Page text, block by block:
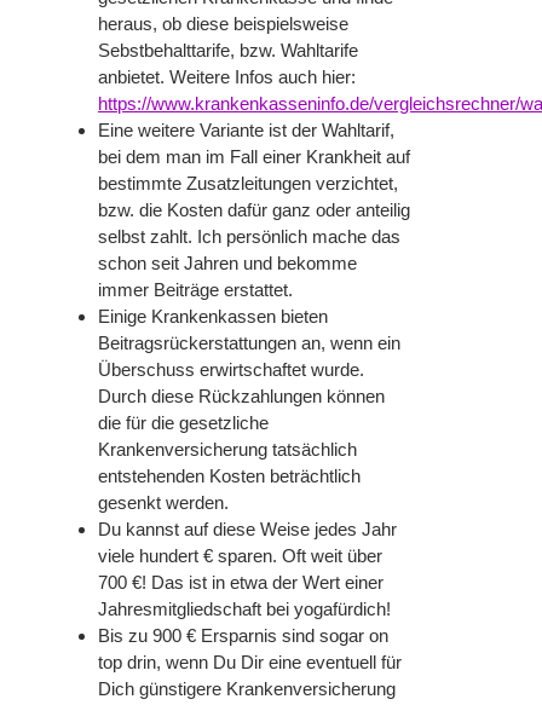
heraus, ob diese beispielsweise
Sebstbehalttarife, bzw. Wahltarife
anbietet. Weitere Infos auch hier:
https://www.krankenkasseninfo.de/vergleichsrechner/
Eine weitere Variante ist der Wahltarif,
bei dem man im Fall einer Krankheit auf
bestimmte Zusatzleitungen verzichtet,
bzw. die Kosten dafür ganz oder anteilig
selbst zahlt. Ich persönlich mache das
schon seit Jahren und bekomme
immer Beiträge erstattet.
Einige Krankenkassen bieten
Beitragsrückerstattungen an, wenn ein
Überschuss erwirtschaftet wurde.
Durch diese Rückzahlungen können
die für die gesetzliche
Krankenversicherung tatsächlich
entstehenden Kosten beträchtlich
gesenkt werden.
Du kannst auf diese Weise jedes Jahr
viele hundert € sparen. Oft weit über
700 €! Das ist in etwa der Wert einer
Jahresmitgliedschaft bei yogafürdich!
Bis zu 900 € Ersparnis sind sogar on
top drin, wenn Du Dir eine eventuell für
Dich günstigere Krankenversicherung